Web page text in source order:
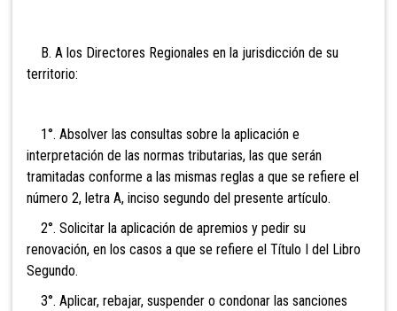
B. A los Directores Regionales en la jurisdicción de su
territorio:
1°. Absolver las consultas sobre la aplicación e
interpretación de las normas tributarias, las que serán
tramitadas conforme a las mismas reglas a que se refiere el
número 2, letra A, inciso segundo del presente artículo.
2°. Solicitar la aplicación de apremios y pedir su
renovación, en los casos a que se refiere el Título I del Libro
Segundo.
3°. Aplicar, rebajar, suspender o condonar las sanciones